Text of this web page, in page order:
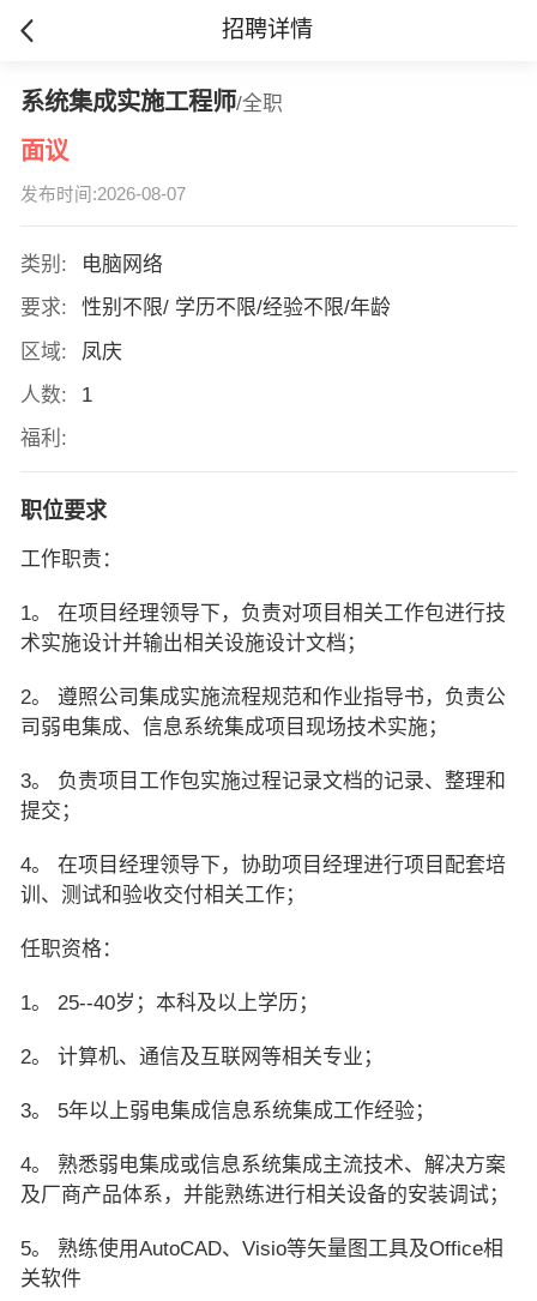
招聘详情
系统集成实施工程师/全职
面议
发布时间:2026-08-07
类别:
电脑网络
要求:
性别不限/ 学历不限/经验不限/年龄
区域:
凤庆
人数:
1
福利:
职位要求
工作职责：
1。 在项目经理领导下，负责对项目相关工作包进行技
术实施设计并输出相关设施设计文档；
2。 遵照公司集成实施流程规范和作业指导书，负责公
司弱电集成、信息系统集成项目现场技术实施；
3。 负责项目工作包实施过程记录文档的记录、整理和
提交；
4。 在项目经理领导下，协助项目经理进行项目配套培
训、测试和验收交付相关工作；
任职资格：
1。 25--40岁；本科及以上学历；
2。 计算机、通信及互联网等相关专业；
3。 5年以上弱电集成信息系统集成工作经验；
4。 熟悉弱电集成或信息系统集成主流技术、解决方案
及厂商产品体系，并能熟练进行相关设备的安装调试；
5。 熟练使用AutoCAD、Visio等矢量图工具及Office相
关软件